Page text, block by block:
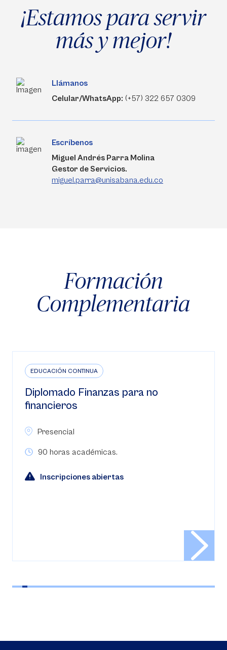
¡Estamos para servir
más y mejor!
Llámanos
Celular/WhatsApp: (+57) 322 657 0309
Escríbenos
Miguel Andrés Parra Molina
Gestor de Servicios.
miguel.parra@unisabana.edu.co
Formación
Complementaria
EDUCACIÓN CONTINUA
Diplomado Finanzas para no
financieros
Presencial
90 horas académicas.
Inscripciones abiertas